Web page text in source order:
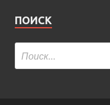
ПОИСК